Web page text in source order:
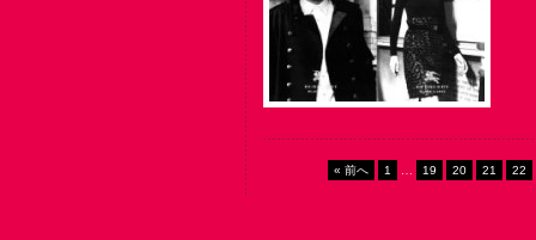
« 前へ 1 19 20 21 22